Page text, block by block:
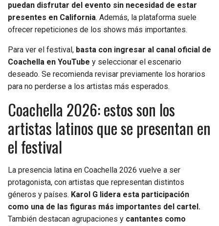
puedan disfrutar del evento sin necesidad de estar
presentes en California. Además, la plataforma suele
ofrecer repeticiones de los shows más importantes.
Para ver el festival, basta con ingresar al canal oficial de
Coachella en YouTube y seleccionar el escenario
deseado. Se recomienda revisar previamente los horarios
para no perderse a los artistas más esperados.
Coachella 2026: estos son los
artistas latinos que se presentan en
el festival
La presencia latina en Coachella 2026 vuelve a ser
protagonista, con artistas que representan distintos
géneros y países. Karol G lidera esta participación
como una de las figuras más importantes del cartel.
También destacan agrupaciones y cantantes como